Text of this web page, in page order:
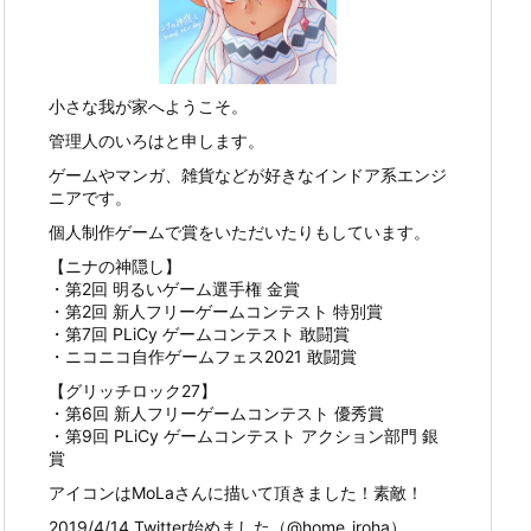
小さな我が家へようこそ。
管理人のいろはと申します。
ゲームやマンガ、雑貨などが好きなインドア系エンジ
ニアです。
個人制作ゲームで賞をいただいたりもしています。
【ニナの神隠し】
・第2回 明るいゲーム選手権 金賞
・第2回 新人フリーゲームコンテスト 特別賞
・第7回 PLiCy ゲームコンテスト 敢闘賞
・ニコニコ自作ゲームフェス2021 敢闘賞
【グリッチロック27】
・第6回 新人フリーゲームコンテスト 優秀賞
・第9回 PLiCy ゲームコンテスト アクション部門 銀
賞
アイコンはMoLaさんに描いて頂きました！素敵！
2019/4/14 Twitter始めました（@home_iroha）